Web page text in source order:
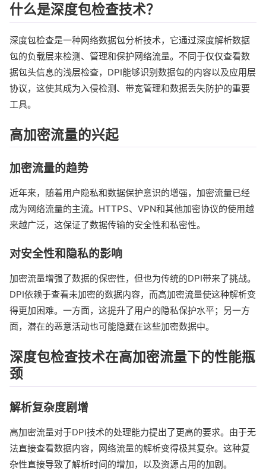
什么是深度包检查技术？
深度包检查是一种网络数据包分析技术，它通过深度解析数据
包的负载层来检测、管理和保护网络流量。不同于仅仅查看数
据包头信息的浅层检查，DPI能够识别数据包的内容以及应用层
协议，这使其成为入侵检测、带宽管理和数据丢失防护的重要
工具。
高加密流量的兴起
加密流量的趋势
近年来，随着用户隐私和数据保护意识的增强，加密流量已经
成为网络流量的主流。HTTPS、VPN和其他加密协议的使用越
来越广泛，这保证了数据传输的安全性和私密性。
对安全性和隐私的影响
加密流量增强了数据的保密性，但也为传统的DPI带来了挑战。
DPI依赖于查看未加密的数据内容，而高加密流量使这种解析变
得更加困难。一方面，这提升了用户的隐私保护水平；另一方
面，潜在的恶意活动也可能隐藏在这些加密数据中。
深度包检查技术在高加密流量下的性能瓶
颈
解析复杂度剧增
高加密流量对于DPI技术的处理能力提出了更高的要求。由于无
法直接查看数据内容，网络流量的解析变得极其复杂。这种复
杂性直接导致了解析时间的增加，以及资源占用的加剧。